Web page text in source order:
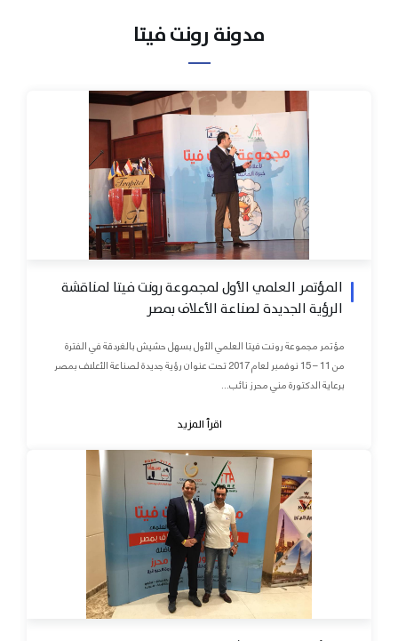
مدونة رونت فيتا
المؤتمر العلمي الأول لمجموعة رونت فيتا لمناقشة
الرؤية الجديدة لصناعة الأعلاف بمصر
مؤتمر مجموعة رونت فيتا العلمي الأول بسهل حشيش بالغردقة في الفترة
من 11 – 15 نوفمبر لعام 2017 تحت عنوان رؤية جديدة لصناعة الأعلاف بمصر
برعاية الدكتورة مني محرز نائب...
اقرأ المزيد